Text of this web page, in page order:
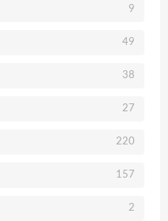
9
49
38
27
220
157
2